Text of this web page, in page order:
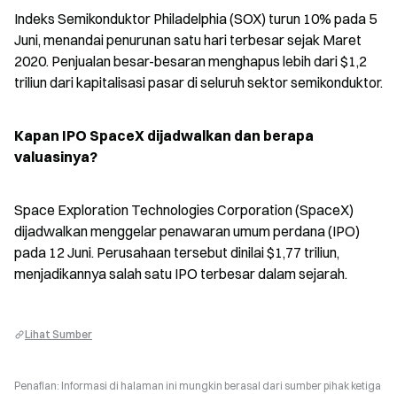
Indeks Semikonduktor Philadelphia (SOX) turun 10% pada 5
Juni, menandai penurunan satu hari terbesar sejak Maret
2020. Penjualan besar-besaran menghapus lebih dari $1,2
triliun dari kapitalisasi pasar di seluruh sektor semikonduktor.
Kapan IPO SpaceX dijadwalkan dan berapa
valuasinya?
Space Exploration Technologies Corporation (SpaceX)
dijadwalkan menggelar penawaran umum perdana (IPO)
pada 12 Juni. Perusahaan tersebut dinilai $1,77 triliun,
menjadikannya salah satu IPO terbesar dalam sejarah.
Lihat Sumber
Penafian: Informasi di halaman ini mungkin berasal dari sumber pihak ketiga